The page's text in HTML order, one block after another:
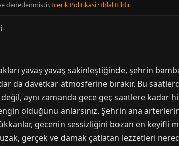
denetlenmistir.Icerik Politikasi ·Ihlal Bildir
yavaş yavaş sakinleştiğinde, şehrin
da davetkar atmosferine bırakır. Bu
aynı zamanda gece geç saatlere kadar
olduğunu anlarsınız. Şehrin ana
gecenin sessizliğini bozan en keyifli
gerçek ve damak çatlatan lezzetleri